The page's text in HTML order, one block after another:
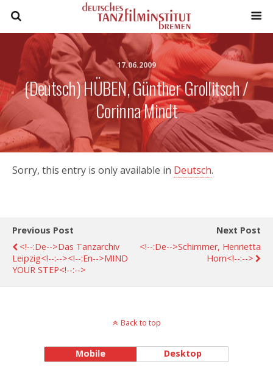
17.06.2009
(Deutsch) HÜBEN, Günther Grollitsch /
Corinna Mindt
Sorry, this entry is only available in Deutsch.
Previous Post
<!--:de-->Das Tanzarchiv
Leipzig<!--:--><!--:en-->MIND
YOUR STEP<!--:-->
Next Post
<!--:de-->Schimmer, Henrietta
Horn<!--:-->
Back to top
Mobile Desktop